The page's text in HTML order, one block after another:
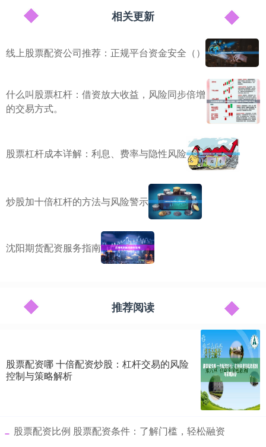
相关更新
线上股票配资公司推荐：正规平台资金安全（）
什么叫股票杠杆：借资放大收益，风险同步倍增
的交易方式。
股票杠杆成本详解：利息、费率与隐性风险
炒股加十倍杠杆的方法与风险警示
沈阳期货配资服务指南
推荐阅读
股票配资哪 十倍配资炒股：杠杆交易的风险
控制与策略解析
​股票配资比例 股票配资条件：了解门槛，轻松融资